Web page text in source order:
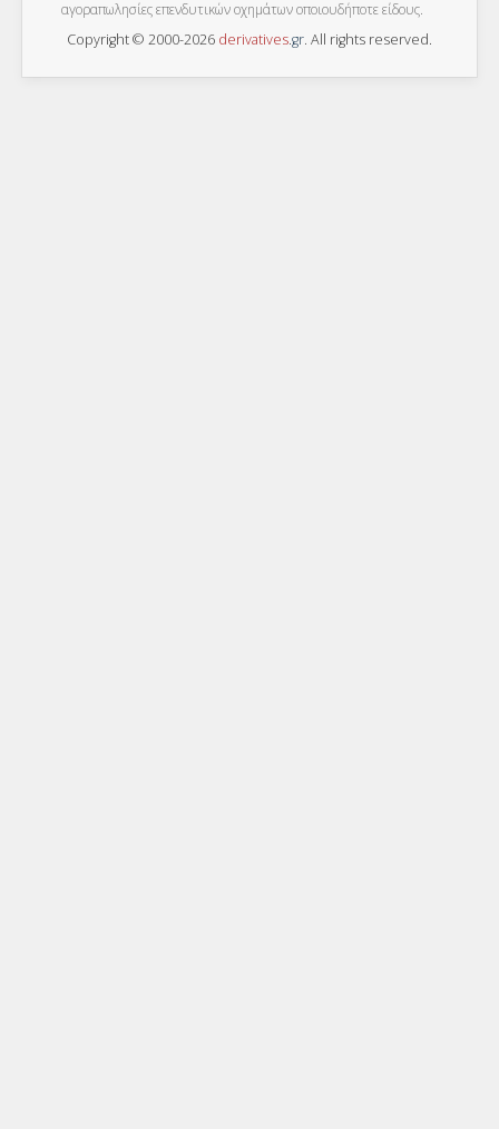
αγοραπωλησίες επενδυτικών οχημάτων οποιουδήποτε είδους.
Copyright © 2000-2026 derivatives.gr. All rights reserved.